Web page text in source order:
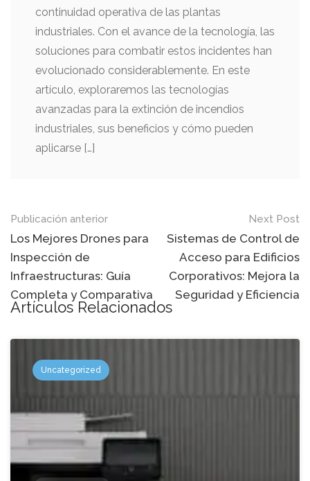
continuidad operativa de las plantas
industriales. Con el avance de la tecnología, las
soluciones para combatir estos incidentes han
evolucionado considerablemente. En este
artículo, exploraremos las tecnologías
avanzadas para la extinción de incendios
industriales, sus beneficios y cómo pueden
aplicarse […]
Mensaje
de
navegación
Publicación anterior
Los Mejores Drones para
Inspección de
Infraestructuras: Guía
Completa y Comparativa
Next Post
Sistemas de Control de
Acceso para Edificios
Corporativos: Mejora la
Seguridad y Eficiencia
Artículos Relacionados
Uncategorized